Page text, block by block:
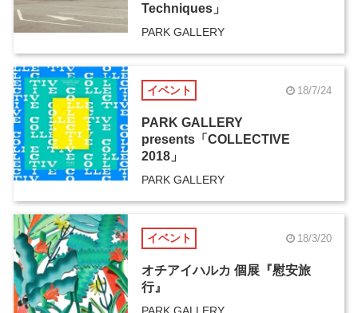
Techniques」
PARK GALLERY
イベント 18/7/24
PARK GALLERY
presents「COLLECTIVE
2018」
PARK GALLERY
イベント 18/3/20
オチアイハルカ 個展『慰安旅
行』